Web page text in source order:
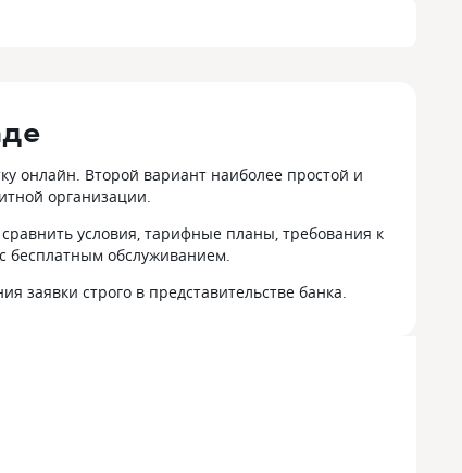
онлайн. Второй вариант наиболее простой и
организации.
условия, тарифные планы, требования к
бесплатным обслуживанием.
заявки строго в представительстве банка.